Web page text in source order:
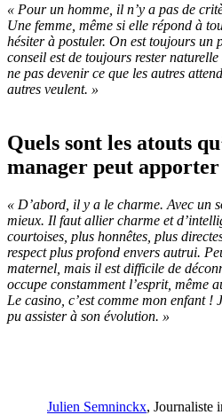
« Pour un homme, il n’y a pas de
Une femme, même si elle répond à
hésiter à postuler. On est toujours un
conseil est de toujours rester
ne pas devenir ce que les autres
autres veulent. »
Quels sont les atouts
manager peut apporter
« D’abord, il y a le charme. Avec un
mieux. Il faut allier charme et
courtoises, plus honnêtes, plus
respect plus profond envers autrui.
maternel, mais il est difficile de
occupe constamment l’esprit, même
Le casino, c’est comme mon enfant !
pu assister à son évolution. »
Julien Semninckx, Journaliste